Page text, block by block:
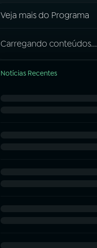
Veja mais do Programa
Carregando conteúdos...
Notícias Recentes